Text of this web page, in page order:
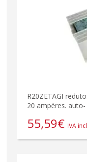
R20ZETAGI
20 ampères. auto-
55,59€ IVA